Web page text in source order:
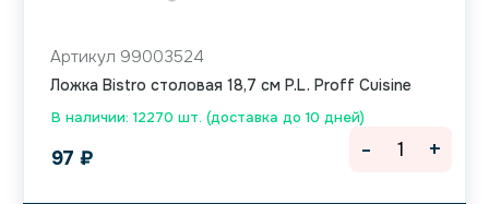
В наличии: 12270 шт. (доставка до 10 дней)
Артикул 99003524
Ложка Bistro столовая 18,7 см P.L. Proff Cuisine
97 ₽ - +